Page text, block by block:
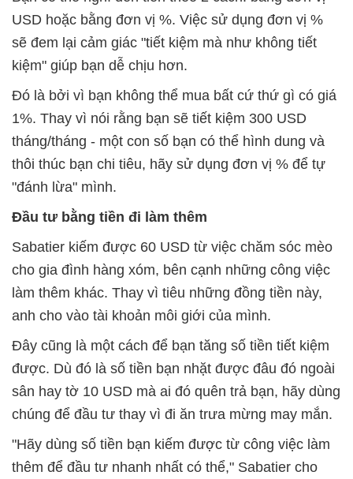
USD hoặc bằng đơn vị %. Việc sử dụng đơn vị %
sẽ đem lại cảm giác "tiết kiệm mà như không tiết
kiệm" giúp bạn dễ chịu hơn.
Đó là bởi vì bạn không thể mua bất cứ thứ gì có giá
1%. Thay vì nói rằng bạn sẽ tiết kiệm 300 USD
tháng/tháng - một con số bạn có thể hình dung và
thôi thúc bạn chi tiêu, hãy sử dụng đơn vị % để tự
"đánh lừa" mình.
Đầu tư bằng tiền đi làm thêm
Sabatier kiếm được 60 USD từ việc chăm sóc mèo
cho gia đình hàng xóm, bên cạnh những công việc
làm thêm khác. Thay vì tiêu những đồng tiền này,
anh cho vào tài khoản môi giới của mình.
Đây cũng là một cách để bạn tăng số tiền tiết kiệm
được. Dù đó là số tiền bạn nhặt được đâu đó ngoài
sân hay tờ 10 USD mà ai đó quên trả bạn, hãy dùng
chúng để đầu tư thay vì đi ăn trưa mừng may mắn.
"Hãy dùng số tiền bạn kiếm được từ công việc làm
thêm để đầu tư nhanh nhất có thể," Sabatier cho